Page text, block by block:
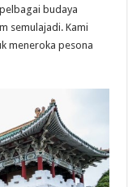
budaya
semulajadi. Kami
meneroka pesona